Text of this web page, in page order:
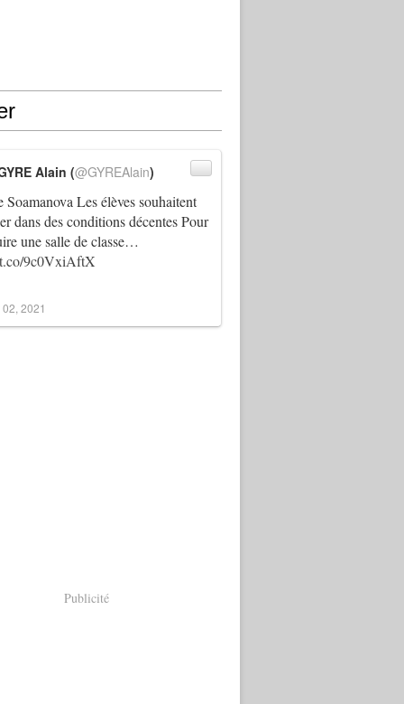
Soamanova Les élèves souhaitent
dans des conditions décentes Pour
une salle de classe…
9c0VxiAftX
Alain (@GYREAlain)
2021
Publicité